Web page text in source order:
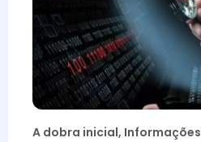
A dobra inicial, Informações